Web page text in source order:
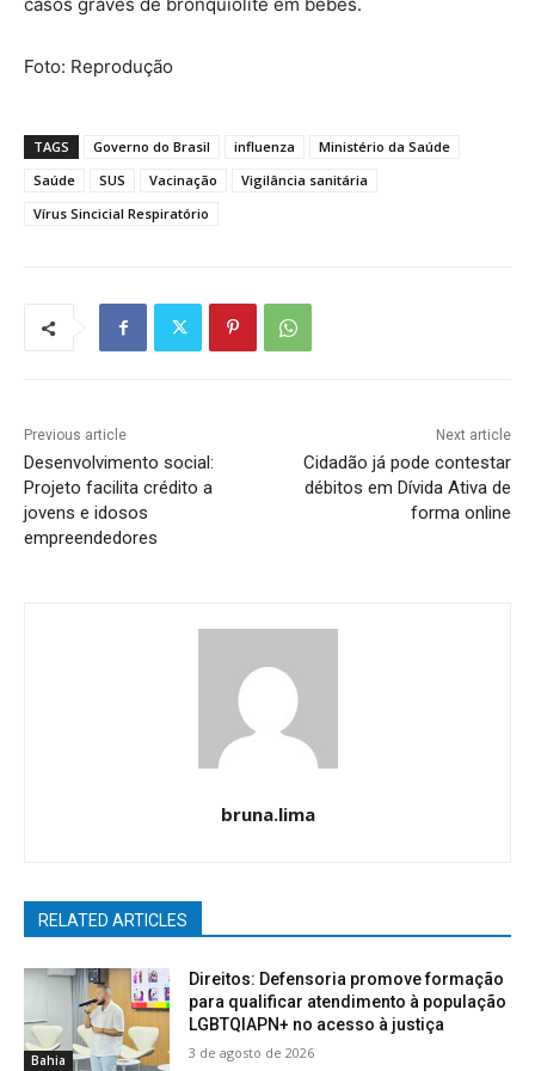
casos graves de bronquiolite em bebês.
Foto: Reprodução
TAGS Governo do Brasil influenza
Ministério da Saúde
Saúde
SUS Vacinação
Vigilância sanitária
Vírus Sincicial Respiratório
Previous article
Desenvolvimento social:
Projeto facilita crédito a
jovens e idosos
empreendedores
Next article
Cidadão já pode contestar
débitos em Dívida Ativa de
forma online
bruna.lima
RELATED ARTICLES
Bahia
Direitos: Defensoria promove formação
para qualificar atendimento à população
LGBTQIAPN+ no acesso à justiça
3 de agosto de 2026